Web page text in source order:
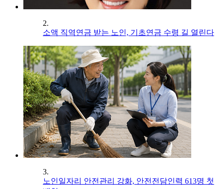
2.
소액 직역연금 받는 노인, 기초연금 수령 길 열린다
3.
노인일자리 안전관리 강화, 안전전담인력 613명 첫